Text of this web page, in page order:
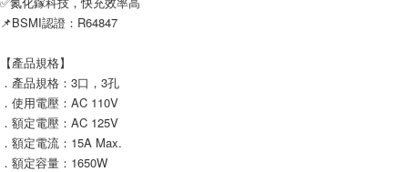
📌BSMI認證：R64847
【產品規格】
．產品規格：3口，3孔
．使用電壓：AC 110V
．額定電壓：AC 125V
．額定電流：15A Max.
．額定容量：1650W